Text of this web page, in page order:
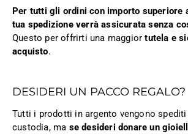
Per tutti gli ordini con importo superiore
tua spedizione verrà assicurata senza
Questo per offrirti una maggiortutela e
acquisto.
DESIDERI UN PACCO REGALO?
Tutti i prodotti in argento vengono
custodia, ma se desideri donare un